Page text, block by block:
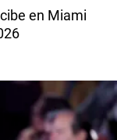
en Miami